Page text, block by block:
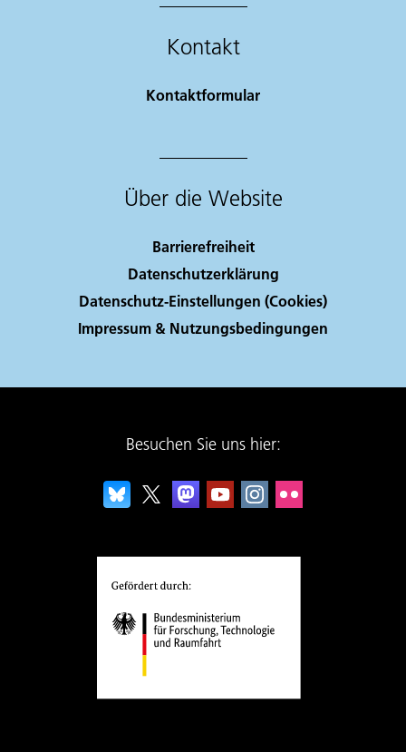
Kontakt
Kontaktformular
Über die Website
Barrierefreiheit
Datenschutzerklärung
Datenschutz-Einstellungen (Cookies)
Impressum & Nutzungsbedingungen
Besuchen Sie uns hier: